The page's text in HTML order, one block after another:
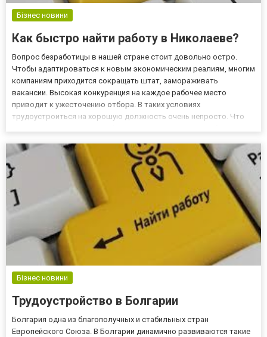
Бізнес новини
Как быстро найти работу в Николаеве?
Вопрос безработицы в нашей стране стоит довольно остро.
Чтобы адаптироваться к новым экономическим реалиям, многим
компаниям приходится сокращать штат, замораживать
вакансии. Высокая конкуренция на каждое рабочее место
приводит к ужесточению отбора. В таких условиях
трудоустроиться на хорошую должность очень непросто. Что
Необязательно искать толь...
Бізнес новини
Трудоустройство в Болгарии
Болгария одна из благополучных и стабильных стран
Европейского Союза. В Болгарии динамично развиваются такие